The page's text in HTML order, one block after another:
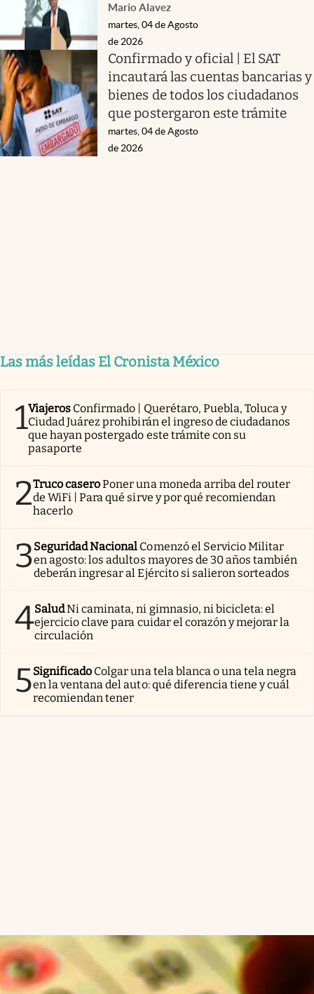
Mario Alavez
martes, 04 de Agosto
de 2026
Confirmado y oficial | El SAT
incautará las cuentas bancarias y
bienes de todos los ciudadanos
que postergaron este trámite
martes, 04 de Agosto
de 2026
Las más leídas El Cronista México
1Viajeros Confirmado | Querétaro, Puebla, Toluca y
Ciudad Juárez prohibirán el ingreso de ciudadanos
que hayan postergado este trámite con su
pasaporte
2Truco caseroPoner una moneda arriba del router
de WiFi | Para qué sirve y por qué recomiendan
hacerlo
3Seguridad Nacional Comenzó el Servicio Militar
en agosto: los adultos mayores de 30 años también
deberán ingresar al Ejército si salieron sorteados
4SaludNi caminata, ni gimnasio, ni bicicleta: el
ejercicio clave para cuidar el corazón y mejorar la
circulación
5Significado Colgar una tela blanca o una tela negra
en la ventana del auto: qué diferencia tiene y cuál
recomiendan tener